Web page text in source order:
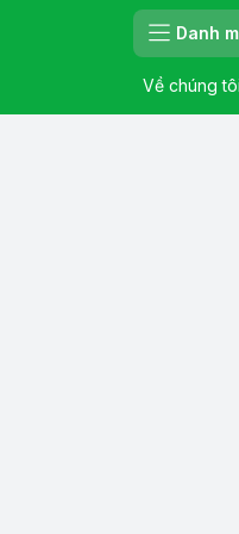
Danh
Về chúng tôi